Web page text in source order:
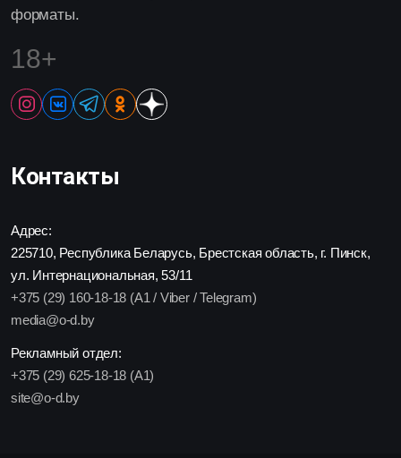
форматы.
18+
Контакты
Адрес:
225710, Республика Беларусь, Брестская область, г. Пинск,
ул. Интернациональная, 53/11
+375 (29) 160-18-18 (A1 / Viber / Telegram)
media@o-d.by
Рекламный отдел:
+375 (29) 625-18-18 (A1)
site@o-d.by